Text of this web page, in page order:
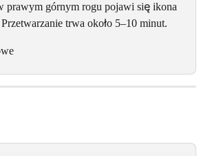
prawym górnym rogu pojawi się ikona
Przetwarzanie trwa około 5–10 minut.